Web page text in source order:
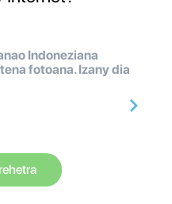
Indoneziana
fotoana. Izany dia